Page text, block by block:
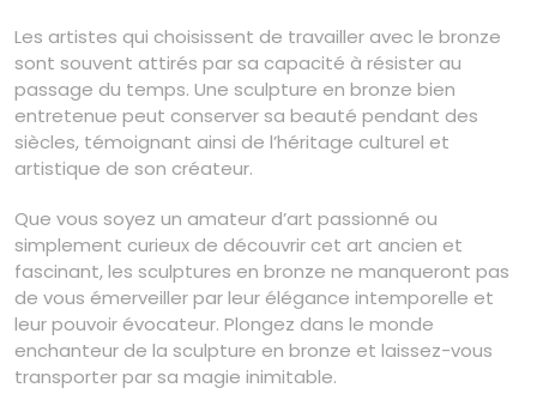
Les artistes qui choisissent de travailler avec le bronze
sont souvent attirés par sa capacité à résister au
passage du temps. Une sculpture en bronze bien
entretenue peut conserver sa beauté pendant des
siècles, témoignant ainsi de l’héritage culturel et
artistique de son créateur.
Que vous soyez un amateur d’art passionné ou
simplement curieux de découvrir cet art ancien et
fascinant, les sculptures en bronze ne manqueront pas
de vous émerveiller par leur élégance intemporelle et
leur pouvoir évocateur. Plongez dans le monde
enchanteur de la sculpture en bronze et laissez-vous
transporter par sa magie inimitable.